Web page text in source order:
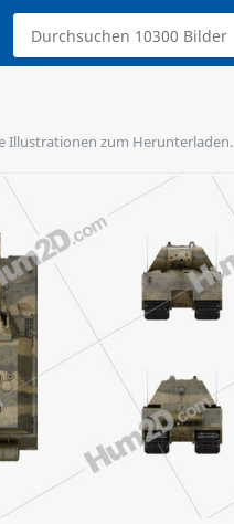
Illustrationen zum Herunterladen.